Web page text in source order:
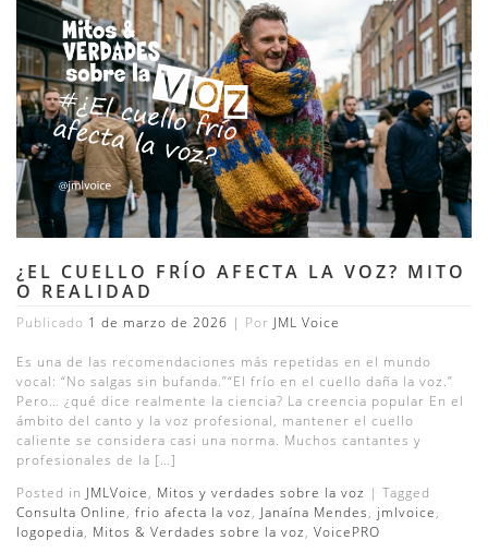
¿EL CUELLO FRÍO AFECTA LA VOZ? MITO
O REALIDAD
Publicado 1 de marzo de 2026 | Por JML Voice
Es una de las recomendaciones más repetidas en el mundo
vocal: “No salgas sin bufanda.”“El frío en el cuello daña la voz.”
Pero… ¿qué dice realmente la ciencia? La creencia popular En el
ámbito del canto y la voz profesional, mantener el cuello
caliente se considera casi una norma. Muchos cantantes y
profesionales de la […]
Posted in JMLVoice, Mitos y verdades sobre la voz | Tagged
Consulta Online, frio afecta la voz, Janaína Mendes, jmlvoice,
logopedia, Mitos & Verdades sobre la voz, VoicePRO